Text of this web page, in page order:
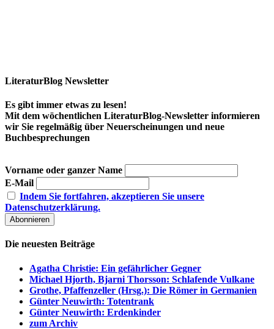
LiteraturBlog Newsletter
Es gibt immer etwas zu lesen!
Mit dem wöchentlichen LiteraturBlog-Newsletter informieren
wir Sie regelmäßig über Neuerscheinungen und neue
Buchbesprechungen
Vorname oder ganzer Name
E-Mail
Indem Sie fortfahren, akzeptieren Sie unsere
Datenschutzerklärung.
Die neuesten Beiträge
Agatha Christie: Ein gefährlicher Gegner
Michael Hjorth, Bjarni Thorsson: Schlafende Vulkane
Grothe, Pfaffenzeller (Hrsg.): Die Römer in Germanien
Günter Neuwirth: Totentrank
Günter Neuwirth: Erdenkinder
zum Archiv